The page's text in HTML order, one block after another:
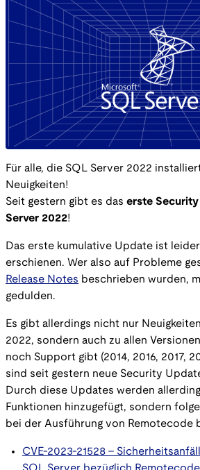
Für alle, die SQL Server 2022
Neuigkeiten!
Seit gestern gibt es das erste
Server 2022!
Das erste kumulative Update ist
erschienen. Wer also auf Probleme
Release Notes beschrieben wurden,
gedulden.
Es gibt allerdings nicht nur
2022, sondern auch zu allen
noch Support gibt (2014, 2016, 2017,
sind seit gestern neue Security
Durch diese Updates werden
Funktionen hinzugefügt, sondern
bei der Ausführung von Remotecode
​​​​​​​CVE-2023-21528 -
SQL Server bezüglich